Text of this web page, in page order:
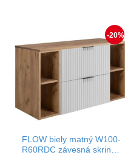
-20%
FLOW biely matný W100-
R60RDC závesná skrinka